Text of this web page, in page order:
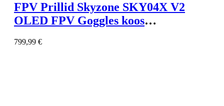
FPV Prillid Skyzone SKY04X V2
OLED FPV Goggles koos
799,99 €